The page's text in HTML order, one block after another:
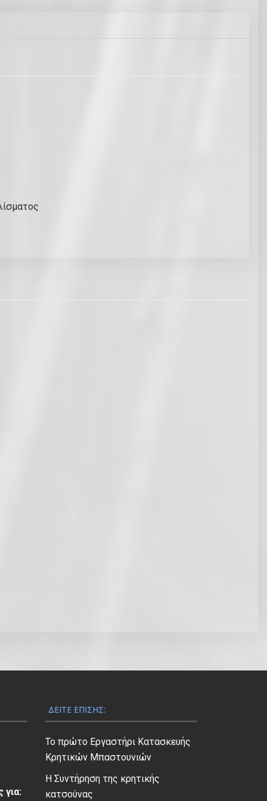
για:
ΔΕΊΤΕ ΕΠΊΣΗΣ:
Το πρώτο Εργαστήρι Κατασκευής
Κρητικών Μπαστουνιών
Η Συντήρηση της κρητικής
κατσούνας